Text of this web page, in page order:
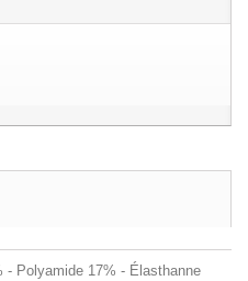
- Polyamide 17% - Élasthanne